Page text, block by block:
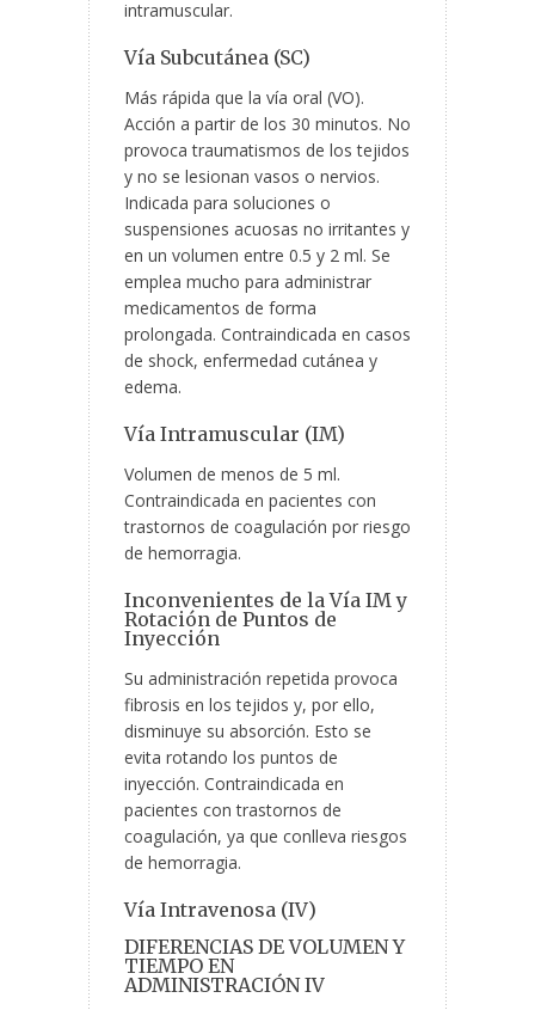
intramuscular.
Vía Subcutánea (SC)
Más rápida que la vía oral (VO).
Acción a partir de los 30 minutos. No
provoca traumatismos de los tejidos
y no se lesionan vasos o nervios.
Indicada para soluciones o
suspensiones acuosas no irritantes y
en un volumen entre 0.5 y 2 ml. Se
emplea mucho para administrar
medicamentos de forma
prolongada. Contraindicada en casos
de shock, enfermedad cutánea y
edema.
Vía Intramuscular (IM)
Volumen de menos de 5 ml.
Contraindicada en pacientes con
trastornos de coagulación por riesgo
de hemorragia.
Inconvenientes de la Vía IM y
Rotación de Puntos de
Inyección
Su administración repetida provoca
fibrosis en los tejidos y, por ello,
disminuye su absorción. Esto se
evita rotando los puntos de
inyección. Contraindicada en
pacientes con trastornos de
coagulación, ya que conlleva riesgos
de hemorragia.
Vía Intravenosa (IV)
DIFERENCIAS DE VOLUMEN Y
TIEMPO EN
ADMINISTRACIÓN IV